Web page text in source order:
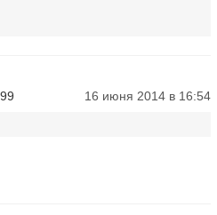
16 июня 2014 в 16:54